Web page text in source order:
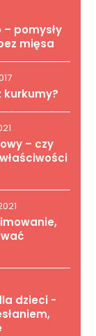
pomysły
mięsa
kurkumy?
– czy
dzieci -